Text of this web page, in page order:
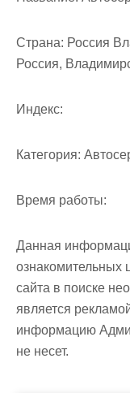
Страна: Россия
Россия,
Индекс:
Категория:
Время работы:
Данная
ознакомительных
сайта в поиске
является
информацию
не несет.